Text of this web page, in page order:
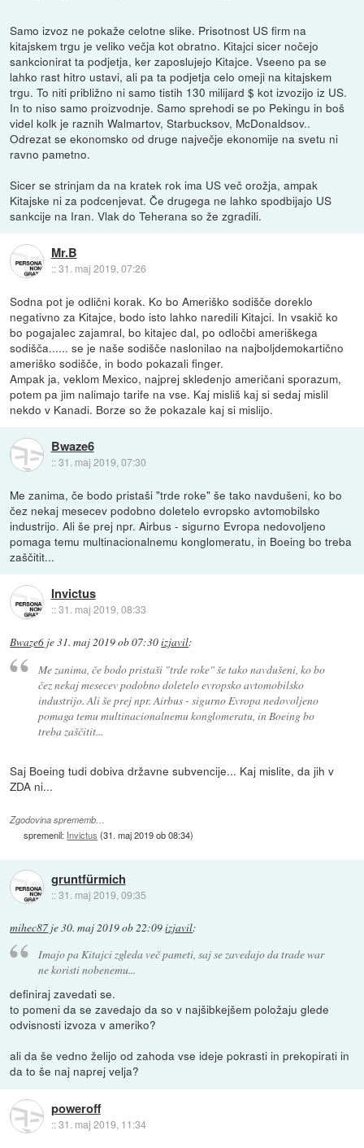
Samo izvoz ne pokaže celotne slike. Prisotnost US firm na
kitajskem trgu je veliko večja kot obratno. Kitajci sicer nočejo
sankcionirat ta podjetja, ker zaposlujejo Kitajce. Vseeno pa se
lahko rast hitro ustavi, ali pa ta podjetja celo omeji na kitajskem
trgu. To niti približno ni samo tistih 130 milijard $ kot izvozijo iz US.
In to niso samo proizvodnje. Samo sprehodi se po Pekingu in boš
videl kolk je raznih Walmartov, Starbucksov, McDonaldsov..
Odrezat se ekonomsko od druge največje ekonomije na svetu ni
ravno pametno.
Sicer se strinjam da na kratek rok ima US več orožja, ampak
Kitajske ni za podcenjevat. Če drugega ne lahko spodbijajo US
sankcije na Iran. Vlak do Teherana so že zgradili.
Mr.B
::31. maj 2019, 07:26
Sodna pot je odlični korak. Ko bo Ameriško sodišče doreklo
negativno za Kitajce, bodo isto lahko naredili Kitajci. In vsakič ko
bo pogajalec zajamral, bo kitajec dal, po odločbi ameriškega
sodišča...... se je naše sodišče naslonilao na najboljdemokartično
ameriško sodišče, in bodo pokazali finger.
Ampak ja, veklom Mexico, najprej skledenjo američani sporazum,
potem pa jim nalimajo tarife na vse. Kaj misliš kaj si sedaj mislil
nekdo v Kanadi. Borze so že pokazale kaj si mislijo.
Bwaze6
::31. maj 2019, 07:30
Me zanima, če bodo pristaši "trde roke" še tako navdušeni, ko bo
čez nekaj mesecev podobno doletelo evropsko avtomobilsko
industrijo. Ali še prej npr. Airbus - sigurno Evropa nedovoljeno
pomaga temu multinacionalnemu konglomeratu, in Boeing bo treba
zaščitit...
Invictus
::31. maj 2019, 08:33
Bwaze6 je31. maj 2019 ob 07:30izjavil:
Me zanima, če bodo pristaši "trde roke" še tako navdušeni, ko bo
čez nekaj mesecev podobno doletelo evropsko avtomobilsko
industrijo. Ali še prej npr. Airbus - sigurno Evropa nedovoljeno
pomaga temu multinacionalnemu konglomeratu, in Boeing bo
treba zaščitit...
Saj Boeing tudi dobiva državne subvencije... Kaj mislite, da jih v
ZDA ni...
Zgodovina sprememb…
spremenil: Invictus (31. maj 2019 ob 08:34)
gruntfürmich
::31. maj 2019, 09:35
mihec87 je30. maj 2019 ob 22:09izjavil:
Imajo pa Kitajci zgleda več pameti, saj se zavedajo da trade war
ne koristi nobenemu...
definiraj zavedati se.
to pomeni da se zavedajo da so v najšibkejšem položaju glede
odvisnosti izvoza v ameriko?
ali da še vedno želijo od zahoda vse ideje pokrasti in prekopirati in
da to še naj naprej velja?
poweroff
::31. maj 2019, 11:34